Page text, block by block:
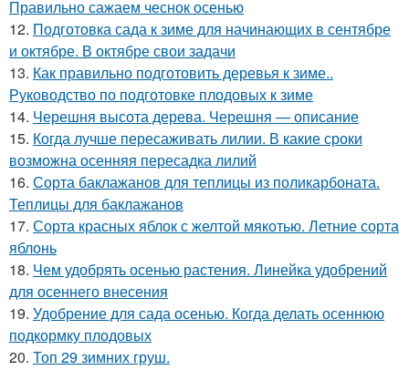
Правильно сажаем чеснок осенью
12. Подготовка сада к зиме для начинающих в сентябре
и октябре. В октябре свои задачи
13. Как правильно подготовить деревья к зиме..
Руководство по подготовке плодовых к зиме
14. Черешня высота дерева. Черешня — описание
15. Когда лучше пересаживать лилии. В какие сроки
возможна осенняя пересадка лилий
16. Сорта баклажанов для теплицы из поликарбоната.
Теплицы для баклажанов
17. Сорта красных яблок с желтой мякотью. Летние сорта
яблонь
18. Чем удобрять осенью растения. Линейка удобрений
для осеннего внесения
19. Удобрение для сада осенью. Когда делать осеннюю
подкормку плодовых
20. Топ 29 зимних груш.